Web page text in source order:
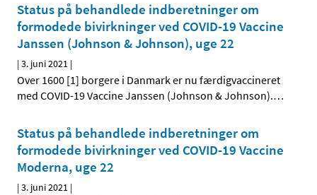
Status på behandlede indberetninger om
formodede bivirkninger ved COVID-19 Vaccine
Janssen (Johnson & Johnson), uge 22
|3. juni 2021 |
Over 1600 [1] borgere i Danmark er nu færdigvaccineret
med COVID-19 Vaccine Janssen (Johnson & Johnson).…
Status på behandlede indberetninger om
formodede bivirkninger ved COVID-19 Vaccine
Moderna, uge 22
|3. juni 2021 |